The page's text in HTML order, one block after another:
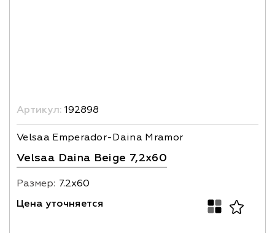
Артикул: 192898
Velsaa Emperador-Daina Mramor
Velsaa Daina Beige 7,2x60
Размер: 7.2х60
Цена уточняется